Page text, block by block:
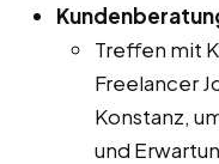
Treffen mit
Freelancer
Konstanz,
und